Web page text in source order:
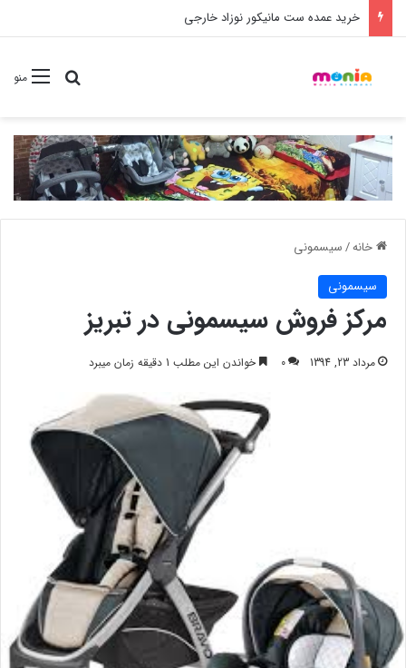
خرید شامپو سر و بدن 500 میل کودک موستلا
منوجستجو
خانه/سیسمونی
سیسمونی
مرکز فروش سیسمونی در تبریز
مرداد 23, 1394 0 خواندن این مطلب 1 دقیقه زمان میبرد